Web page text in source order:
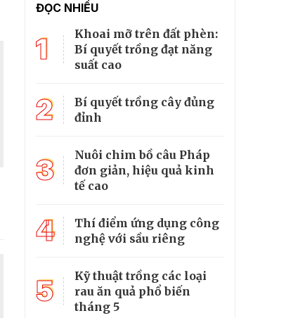
ĐỌC NHIỀU
1
Khoai mỡ trên đất phèn:
Bí quyết trồng đạt năng
suất cao
2
Bí quyết trồng cây đủng
đỉnh
3
Nuôi chim bồ câu Pháp
đơn giản, hiệu quả kinh
tế cao
4
Thí điểm ứng dụng công
nghệ với sầu riêng
5
Kỹ thuật trồng các loại
rau ăn quả phổ biến
tháng 5